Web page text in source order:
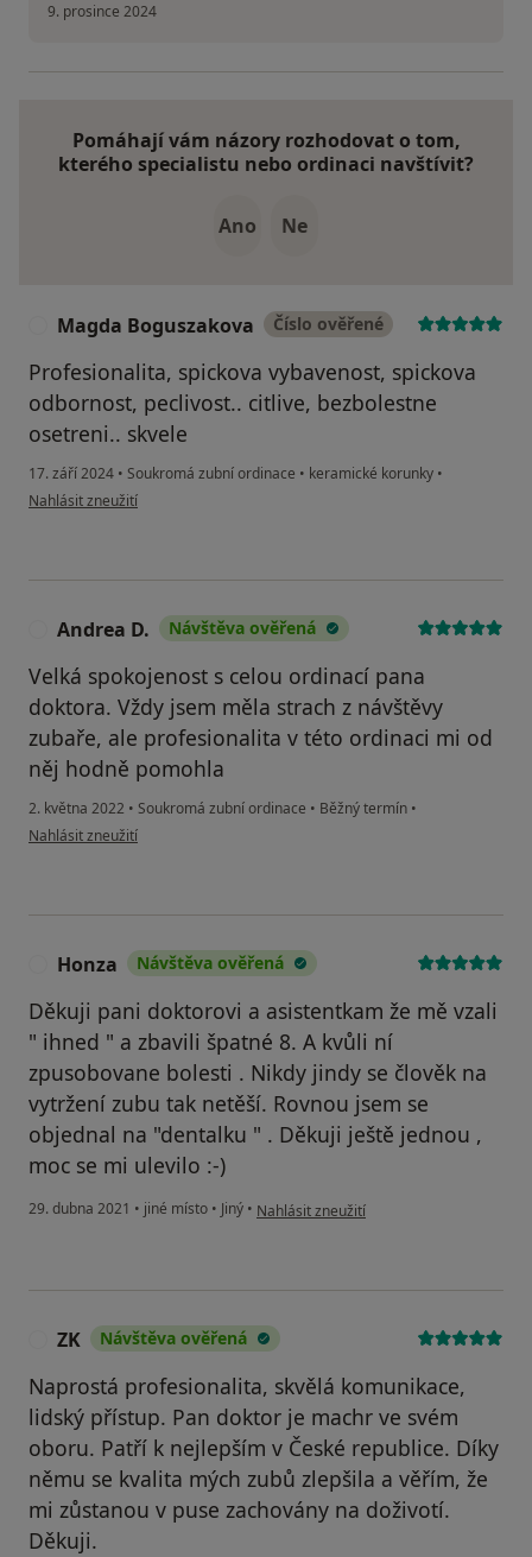
9. prosince 2024
Pomáhají vám názory rozhodovat o tom,
kterého specialistu nebo ordinaci navštívit?
Ano Ne
Magda Boguszakova Číslo ověřené
Profesionalita, spickova vybavenost, spickova
odbornost, peclivost.. citlive, bezbolestne
osetreni.. skvele
17. září 2024 • Soukromá zubní ordinace • keramické korunky •
podle názoru uživatele Magda Boguszakova
Nahlásit zneužití
Andrea D. Návštěva ověřená
Velká spokojenost s celou ordinací pana
doktora. Vždy jsem měla strach z návštěvy
zubaře, ale profesionalita v této ordinaci mi od
něj hodně pomohla
2. května 2022 • Soukromá zubní ordinace • Běžný termín •
podle názoru uživatele Andrea D.
Nahlásit zneužití
Honza Návštěva ověřená
Děkuji pani doktorovi a asistentkam že mě vzali
" ihned " a zbavili špatné 8. A kvůli ní
zpusobovane bolesti . Nikdy jindy se člověk na
vytržení zubu tak netěší. Rovnou jsem se
objednal na "dentalku " . Děkuji ještě jednou ,
moc se mi ulevilo :-)
29. dubna 2021 • jiné místo • Jiný • podle názoru uživatele Honza
Nahlásit zneužití
ZK Návštěva ověřená
Naprostá profesionalita, skvělá komunikace,
lidský přístup. Pan doktor je machr ve svém
oboru. Patří k nejlepším v České republice. Díky
němu se kvalita mých zubů zlepšila a věřím, že
mi zůstanou v puse zachovány na doživotí.
Děkuji.